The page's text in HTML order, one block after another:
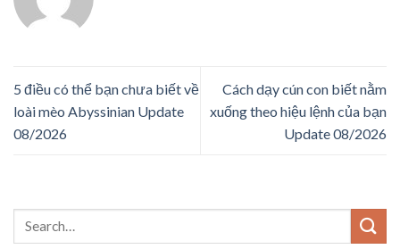
5 điều có thể bạn chưa biết về
loài mèo Abyssinian Update
08/2026
Cách dạy cún con biết nằm
xuống theo hiệu lệnh của bạn
Update 08/2026